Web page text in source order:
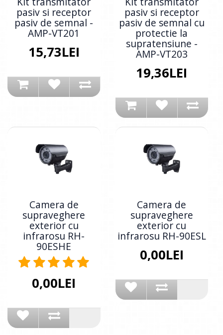
pasiv si receptor
pasiv de semnal -
AMP-VT201
15,73LEI
pasiv si receptor
pasiv de semnal cu
protectie la
supratensiune -
AMP-VT203
19,36LEI
Camera de
supraveghere
exterior cu
infrarosu RH-
90ESHE
0,00LEI
Camera de
supraveghere
exterior cu
infrarosu RH-90ESL
0,00LEI